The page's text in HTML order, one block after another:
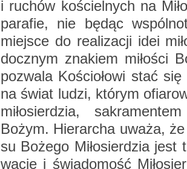
i ru­chów ko­ściel­nych na
pa­ra­fie, nie będąc
miej­sce do re­ali­za­cji idei
docz­nym zna­kiem mi­ło­ści
po­zwa­la Ko­ścio­ło­wi stać
na świat ludzi, któ­rym
mi­ło­sier­dzia,
Bożym. Hie­rar­cha uważa,
su Bo­że­go Mi­ło­sier­dzia jest
wa­cję i świa­do­mość